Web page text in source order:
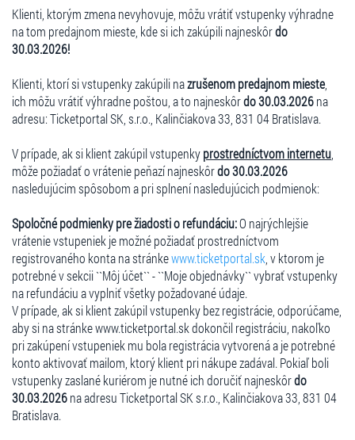
Klienti, ktorým zmena nevyhovuje, môžu vrátiť vstupenky výhradne
na tom predajnom mieste, kde si ich zakúpili najneskôrdo
30.03.2026!
Klienti, ktorí si vstupenky zakúpili nazrušenom predajnom mieste,
ich môžu vrátiť výhradne poštou, a to najneskôrdo 30.03.2026na
adresu: Ticketportal SK, s.r.o., Kalinčiakova 33, 831 04 Bratislava.
V prípade, ak si klient zakúpil vstupenkyprostredníctvom internetu
môže požiadať o vrátenie peňazí najneskôrdo 30.03.2026
nasledujúcim spôsobom a pri splnení nasledujúcich podmienok:
Spoločné podmienky pre žiadosti o refundáciu:O najrýchlejšie
vrátenie vstupeniek je možné požiadať prostredníctvom
registrovaného konta na stránkewww.ticketportal.sk , v ktorom je
potrebné v sekcii ``Môj účet`` - ``Moje objednávky`` vybrať vstupenky
na refundáciu a vyplniť všetky požadované údaje.
V prípade, ak si klient zakúpil vstupenky bez registrácie, odporúčame,
aby si na stránke www.ticketportal.sk dokončil registráciu, nakoľko
pri zakúpení vstupeniek mu bola registrácia vytvorená a je potrebné
konto aktivovať mailom, ktorý klient pri nákupe zadával. Pokiaľ boli
vstupenky zaslané kuriérom je nutné ich doručiť najneskôrdo
30.03.2026na adresu Ticketportal SK s.r.o., Kalinčiakova 33, 831 04
Bratislava.